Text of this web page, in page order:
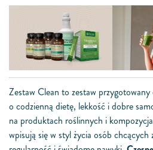
Zestaw Clean to zestaw
o codzienną dietę, lekkość i dobre
na produktach roślinnych i
wpisują się w styl życia osób chcących